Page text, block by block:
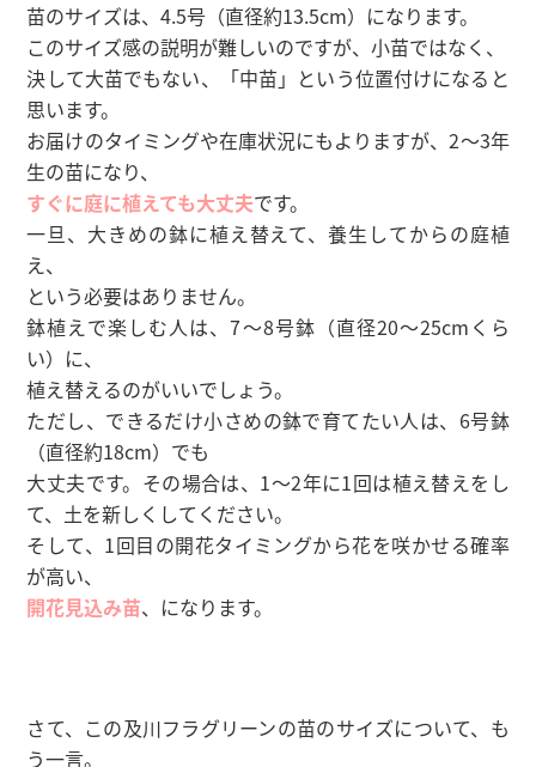
苗のサイズは、4.5号（直径約13.5cm）になります。
このサイズ感の説明が難しいのですが、小苗ではなく、
決して大苗でもない、「中苗」という位置付けになると
思います。
お届けのタイミングや在庫状況にもよりますが、2〜3年
生の苗になり、
すぐに庭に植えても大丈夫です。
一旦、大きめの鉢に植え替えて、養生してからの庭植
え、
という必要はありません。
鉢植えで楽しむ人は、7〜8号鉢（直径20〜25cmくら
い）に、
植え替えるのがいいでしょう。
ただし、できるだけ小さめの鉢で育てたい人は、6号鉢
（直径約18cm）でも
大丈夫です。その場合は、1〜2年に1回は植え替えをし
て、土を新しくしてください。
そして、1回目の開花タイミングから花を咲かせる確率
が高い、
開花見込み苗、になります。
さて、この及川フラグリーンの苗のサイズについて、も
う一言。